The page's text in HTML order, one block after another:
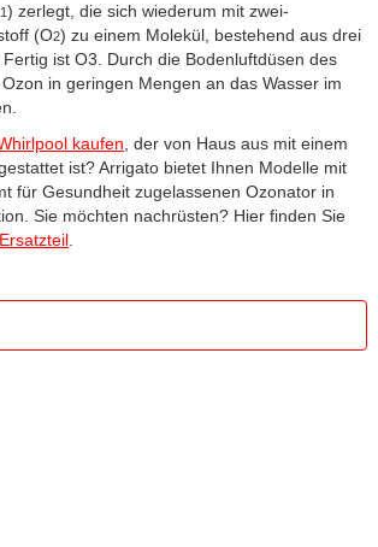
1) zerlegt, die sich wiederum mit zwei-
(O2) zu einem Molekül, bestehend aus drei
ist O3. Durch die Bodenluftdüsen des
in geringen Mengen an das Wasser im
kaufen, der von Haus aus mit einem
ist? Arrigato bietet Ihnen Modelle mit
für Gesundheit zugelassenen Ozonator in
Sie möchten nachrüsten? Hier finden Sie
.